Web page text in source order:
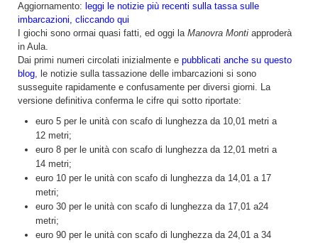
Aggiornamento: leggi le notizie più recenti sulla tassa sulle
imbarcazioni, cliccando qui
I giochi sono ormai quasi fatti, ed oggi la Manovra Monti approderà
in Aula.
Dai primi numeri circolati inizialmente e pubblicati anche su questo
blog, le notizie sulla tassazione delle imbarcazioni si sono
susseguite rapidamente e confusamente per diversi giorni. La
versione definitiva conferma le cifre qui sotto riportate:
euro 5 per le unità con scafo di lunghezza da 10,01 metri a
12 metri;
euro 8 per le unità con scafo di lunghezza da 12,01 metri a
14 metri;
euro 10 per le unità con scafo di lunghezza da 14,01 a 17
metri;
euro 30 per le unità con scafo di lunghezza da 17,01 a24
metri;
euro 90 per le unità con scafo di lunghezza da 24,01 a 34